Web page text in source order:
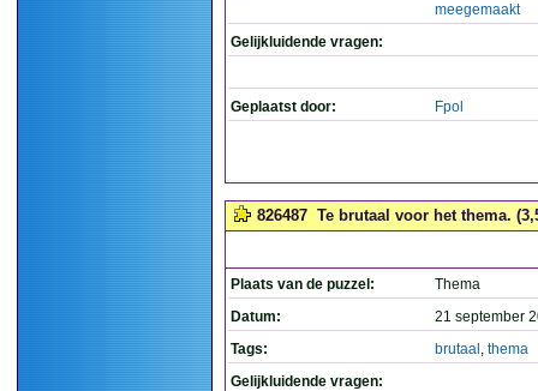
meegemaakt
Gelijkluidende vragen:
Geplaatst door: Fpol
826487 Te brutaal voor het thema.
Plaats van de puzzel:
Thema
Datum:
21 september
Tags:
brutaal , thema
Gelijkluidende vragen: